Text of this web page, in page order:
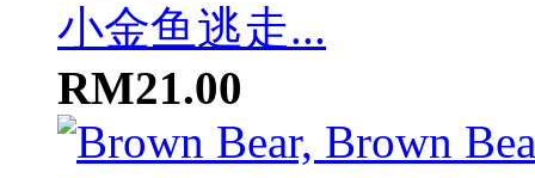
小金鱼逃走...
RM21.00